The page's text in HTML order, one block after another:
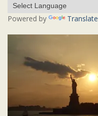
Powered by Translate